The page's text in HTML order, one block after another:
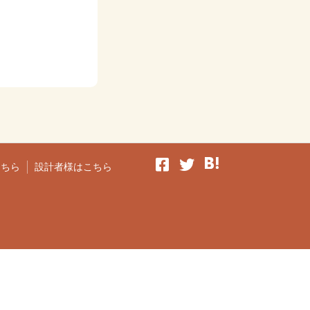
ら
設計者様はこちら